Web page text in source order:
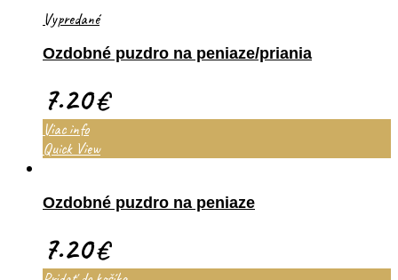
Vypredané
Ozdobné puzdro na peniaze/priania
7.20€
Viac info
Quick View
Ozdobné puzdro na peniaze
7.20€